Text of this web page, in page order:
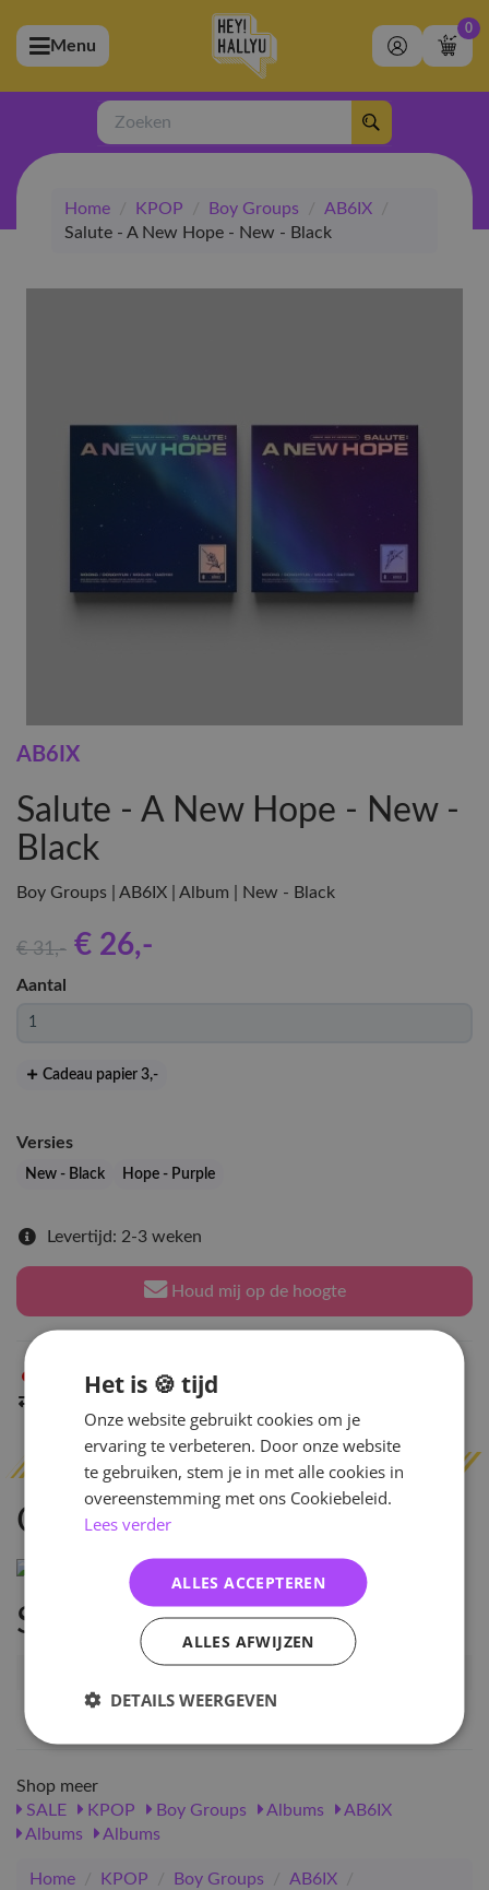
(Artiesten)
(Merchandise)
(Exclusive)
(Winkel)
Menu
0
Zoeken
Home / KPOP / Boy Groups / AB6IX
/
Salute - A New Hope - New - Black
AB6IX
Salute - A New Hope - New -
Black
Boy Groups | AB6IX | Album | New - Black
€ 31,- € 26,-
Aantal
Cadeau papier 3,-
Versies
New - Black Hope - Purple
Levertijd: 2-3 weken
Houd mij op de hoogte
Niet op voorraad in Arnhem
binnen 2 werkdagen
Omschrijving
Specificaties
EAN nummer
1000000107067
Shop meer
SALE
KPOP Boy Groups Albums
AB6IX
Albums
Albums
Home / KPOP / Boy Groups / AB6IX
/
Het is 🍪 tijd
Onze website gebruikt cookies om je
ervaring te verbeteren. Door onze website
te gebruiken, stem je in met alle cookies in
overeenstemming met ons Cookiebeleid.
Lees verder
ALLES ACCEPTEREN
ALLES AFWIJZEN
DETAILS WEERGEVEN